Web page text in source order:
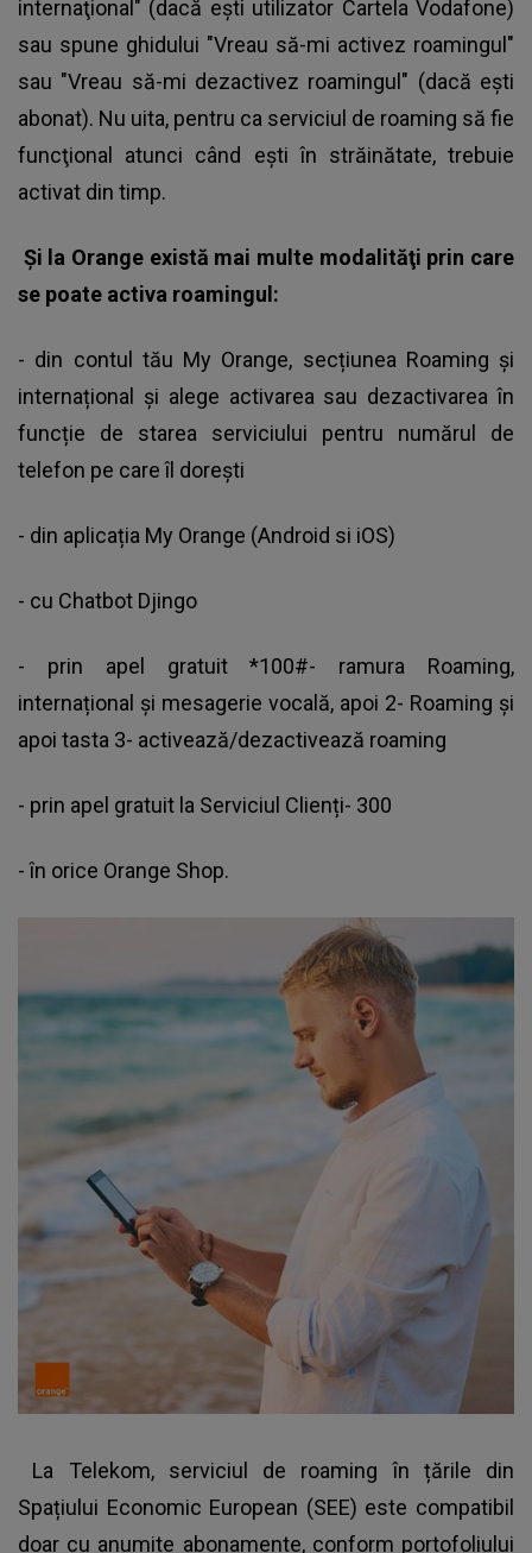
internaţional" (dacă eşti utilizator Cartela Vodafone)
sau spune ghidului "Vreau să-mi activez roamingul"
sau "Vreau să-mi dezactivez roamingul" (dacă eşti
abonat). Nu uita, pentru ca serviciul de roaming să fie
funcţional atunci când eşti în străinătate, trebuie
activat din timp.
Şi la Orange există mai multe modalităţi prin care
se poate activa roamingul:
- din contul tău My Orange, secțiunea Roaming și
internațional şi alege activarea sau dezactivarea în
funcție de starea serviciului pentru numărul de
telefon pe care îl doreşti
- din aplicația My Orange (Android si iOS)
- cu Chatbot Djingo
- prin apel gratuit *100#- ramura Roaming,
internațional și mesagerie vocală, apoi 2- Roaming și
apoi tasta 3- activează/dezactivează roaming
- prin apel gratuit la Serviciul Clienți- 300
- în orice Orange Shop.
La Telekom, serviciul de roaming în țările din
Spațiului Economic European (SEE) este compatibil
doar cu anumite abonamente, conform portofoliului